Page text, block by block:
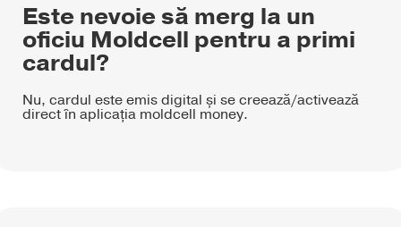
Este nevoie să merg la un
oficiu Moldcell pentru a primi
cardul?
Nu, cardul este emis digital și se creează/activează
direct în aplicația moldcell money.